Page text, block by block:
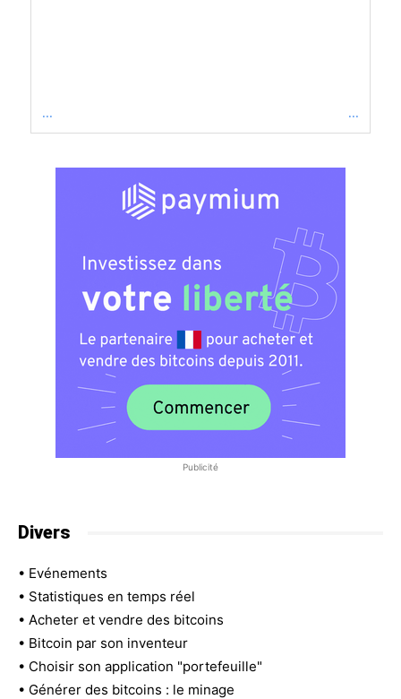
... ...
Publicité
Divers
• Evénements
• Statistiques en temps réel
• Acheter et vendre des bitcoins
• Bitcoin par son inventeur
• Choisir son application "portefeuille"
• Générer des bitcoins : le minage